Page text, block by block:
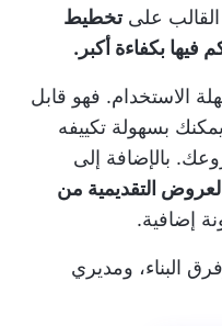
القالب علىتخطيط
فيها بكفاءة أكبر.
الاستخدام. فهو قابل
بحيث يمكنك بسهولة تكييفه
بالإضافة إلى
التقديمية من
إضافية.
البناء، ومديري